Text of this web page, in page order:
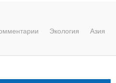
Экология Азия